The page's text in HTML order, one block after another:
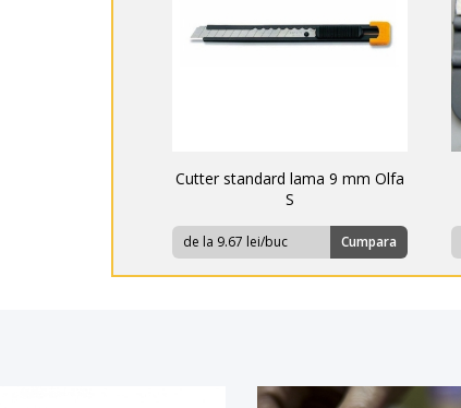
Cutter standard lama 9 mm Olfa
S
de la 9.67 lei/buc Cumpara